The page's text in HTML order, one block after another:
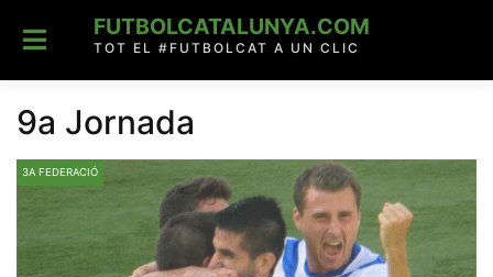
content
FUTBOLCATALUNYA.COM
TOT EL #FUTBOLCAT A UN CLIC
9a Jornada
3A FEDERACIÓ